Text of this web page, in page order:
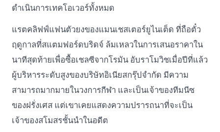
ดำเนินการเทคโอเวอร์ทั้งหมด
แรตคลิฟฟ์แฟนตัวยงของแมนเชสเตอร์ยูไนเต็ด ที่ถือตั๋ว
ฤดูกาลที่สแตมฟอร์ดบริดจ์ ล้มเหลวในการเสนอราคาใน
นาทีสุดท้ายเพื่อซื้อเชลซีจากโรมัน อับราโมวิชเมื่อปีที่แล้ว
ผู้บริหารระดับสูงของบริษัทอิเนียสกรุ๊ปจํากัด มีความ
สามารถมากมายในวงการกีฬา และเป็นเจ้าของทีมนีซ
ของฝรั่งเศส แต่เขาเคยแสดงความปรารถนาที่จะเป็น
เจ้าของสโมสรชั้นนำในอดีต